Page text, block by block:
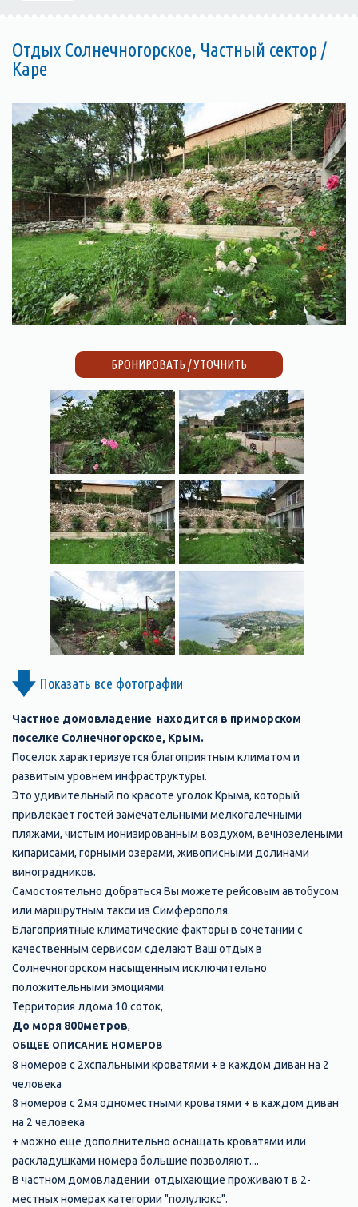
Отдых Солнечногорское, Частный сектор /
Каре
БРОНИРОВАТЬ / УТОЧНИТЬ
Показать все фотографии
Частное домовладение находится в приморском
поселке Солнечногорское, Крым.
Поселок характеризуется благоприятным климатом и
развитым уровнем инфраструктуры.
Это удивительный по красоте уголок Крыма, который
привлекает гостей замечательными мелкогалечными
пляжами, чистым ионизированным воздухом, вечнозелеными
кипарисами, горными озерами, живописными долинами
виноградников.
Самостоятельно добраться Вы можете рейсовым автобусом
или маршрутным такси из Симферополя.
Благоприятные климатические факторы в сочетании с
качественным сервисом сделают Ваш отдых в
Солнечногорском насыщенным исключительно
положительными эмоциями.
Территория лдома 10 соток,
До моря 800метров,
ОБЩЕЕ ОПИСАНИЕ НОМЕРОВ
8 номеров с 2хспальными кроватями + в каждом диван на 2
человека
8 номеров с 2мя одноместными кроватями + в каждом диван
на 2 человека
+ можно еще дополнительно оснащать кроватями или
раскладушками номера большие позволяют....
В частном домовладении отдыхающие проживают в 2-
местных номерах категории "полулюкс".